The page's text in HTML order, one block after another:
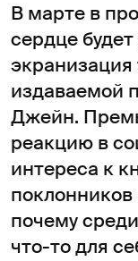
В марте в
сердце
экранизация
издаваемой
Джейн.
реакцию в
интереса к
поклонников
почему
что-то для